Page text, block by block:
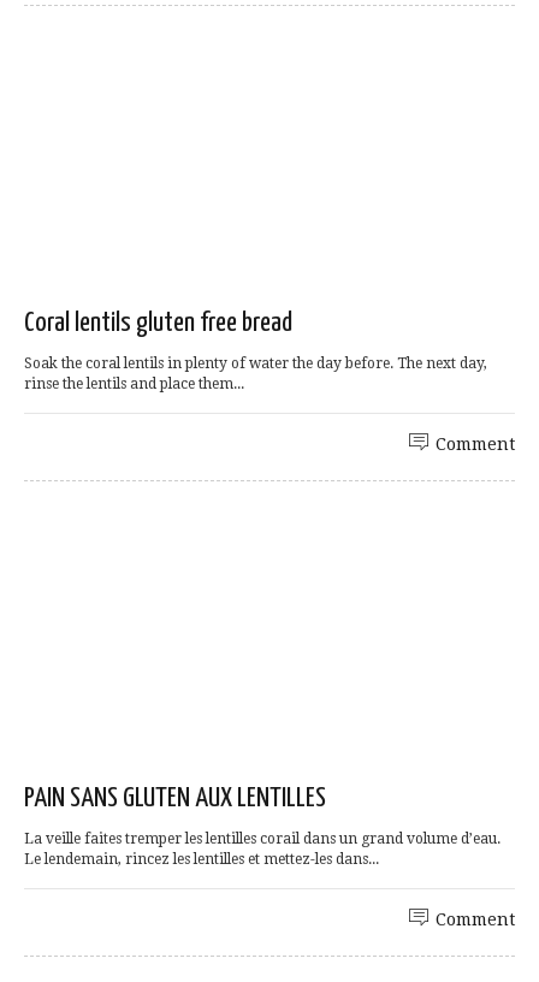
Coral lentils gluten free bread
Soak the coral lentils in plenty of water the day before. The next day,
rinse the lentils and place them...
Comment
PAIN SANS GLUTEN AUX LENTILLES
La veille faites tremper les lentilles corail dans un grand volume d’eau.
Le lendemain, rincez les lentilles et mettez-les dans...
Comment